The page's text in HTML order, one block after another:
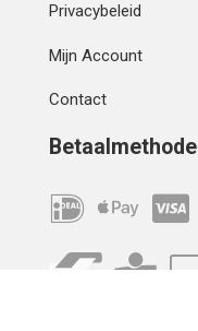
Privacybeleid
Mijn Account
Contact
Betaalmethode